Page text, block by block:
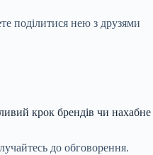
поділитися нею з друзями
крок брендів чи нахабне
до обговорення.